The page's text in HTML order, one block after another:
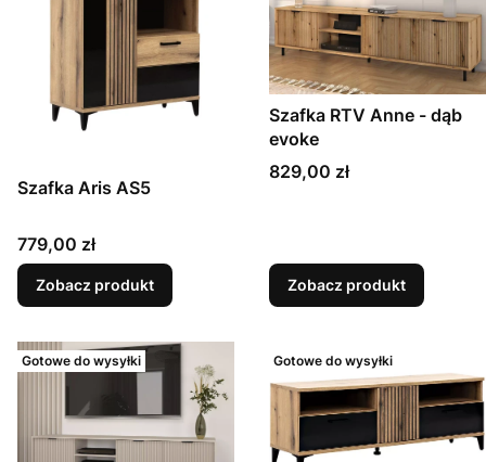
Szafka Aris AS5
Cena
779,00 zł
Zobacz produkt
Szafka RTV Anne - dąb
evoke
Cena
829,00 zł
Zobacz produkt
Gotowe do wysyłki Gotowe do wysyłki